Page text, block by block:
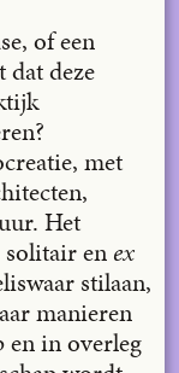
of een
dat deze
met
Het
solitair en ex
stilaan,
manieren
en in overleg